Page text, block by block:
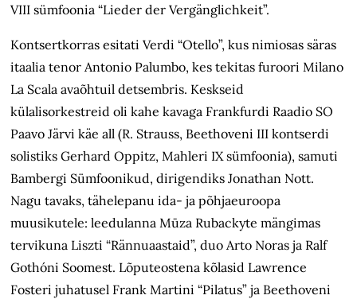
VIII sümfoonia “Lieder der Vergänglichkeit”.
Kontsertkorras esitati Verdi “Otello”, kus nimiosas säras
itaalia tenor Antonio Palumbo, kes tekitas furoori Milano
La Scala avaõhtuil detsembris. Keskseid
külalisorkestreid oli kahe kavaga Frankfurdi Raadio SO
Paavo Järvi käe all (R. Strauss, Beethoveni III kontserdi
solistiks Gerhard Oppitz, Mahleri IX sümfoonia), samuti
Bambergi Sümfoonikud, dirigendiks Jonathan Nott.
Nagu tavaks, tähelepanu ida- ja põhjaeuroopa
muusikutele: leedulanna Mūza Rubackyte mängimas
tervikuna Liszti “Rännuaastaid”, duo Arto Noras ja Ralf
Gothóni Soomest. Lõputeostena kõlasid Lawrence
Fosteri juhatusel Frank Martini “Pilatus” ja Beethoveni